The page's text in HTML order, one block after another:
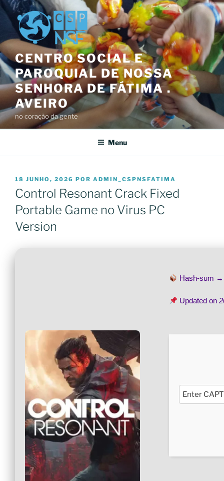
Saltar
para
conteúdo
CENTRO SOCIAL E
PAROQUIAL DE NOSSA
SENHORA DE FÁTIMA .
AVEIRO
no coração da gente
Menu
PUBLICADO
EM
18 JUNHO, 2026 POR ADMIN_CSPNSFATIMA
Control Resonant Crack Fixed
Portable Game no Virus PC
Version
Hash-sum
Updated on